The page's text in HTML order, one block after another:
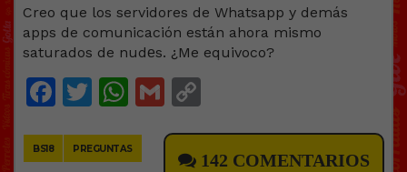
Creo que los servidores de Whatsapp y demás
apps de comunicación están ahora mismo
saturados de nudеs. ¿Me equivoco?
Facebook
Twitter
WhatsApp
Gmail
BS18 PREGUNTAS
142 COMENTARIOS